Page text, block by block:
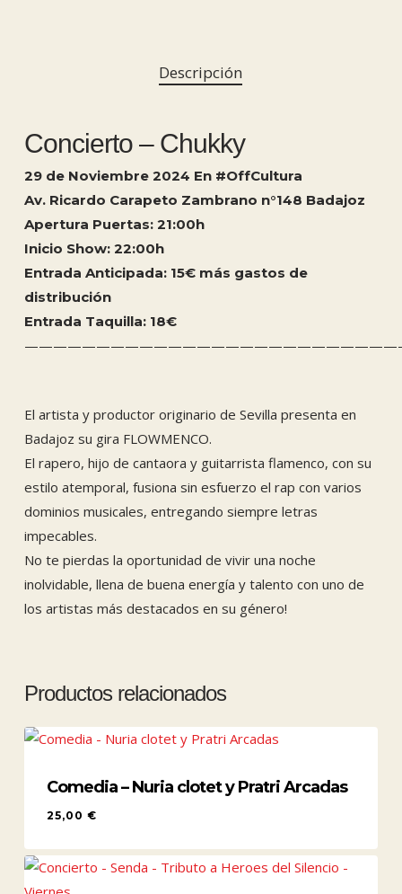
Descripción
Concierto – Chukky
29 de Noviembre 2024 En #OffCultura
Av. Ricardo Carapeto Zambrano n°148 Badajoz
Apertura Puertas: 21:00h
Inicio Show: 22:00h
Entrada Anticipada: 15€ más gastos de
distribución
Entrada Taquilla: 18€
El artista y productor originario de Sevilla presenta en
Badajoz su gira FLOWMENCO.
El rapero, hijo de cantaora y guitarrista flamenco, con su
estilo atemporal, fusiona sin esfuerzo el rap con varios
dominios musicales, entregando siempre letras
impecables.
No te pierdas la oportunidad de vivir una noche
inolvidable, llena de buena energía y talento con uno de
los artistas más destacados en su género!
Productos relacionados
Comedia – Nuria clotet y Pratri Arcadas
25,00 €